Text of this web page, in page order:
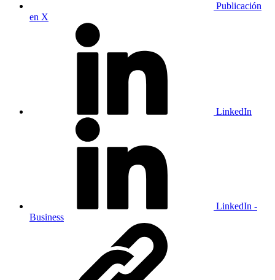
Publicación
en X
LinkedIn
LinkedIn -
Business